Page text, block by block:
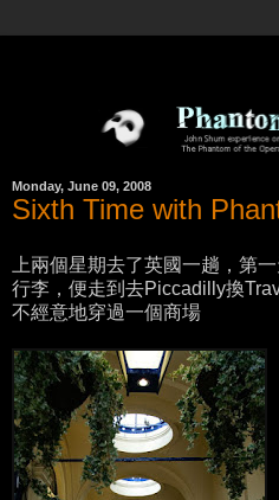
Monday, June 09, 2008
Sixth Time with
上兩個星期去了英國一趟，第
行李，便走到去Piccadilly換
不經意地穿過一個商場